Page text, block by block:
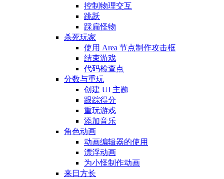
控制物理交互
跳跃
踩扁怪物
杀死玩家
使用 Area 节点制作攻击框
结束游戏
代码检查点
分数与重玩
创建 UI 主题
跟踪得分
重玩游戏
添加音乐
角色动画
动画编辑器的使用
漂浮动画
为小怪制作动画
来日方长